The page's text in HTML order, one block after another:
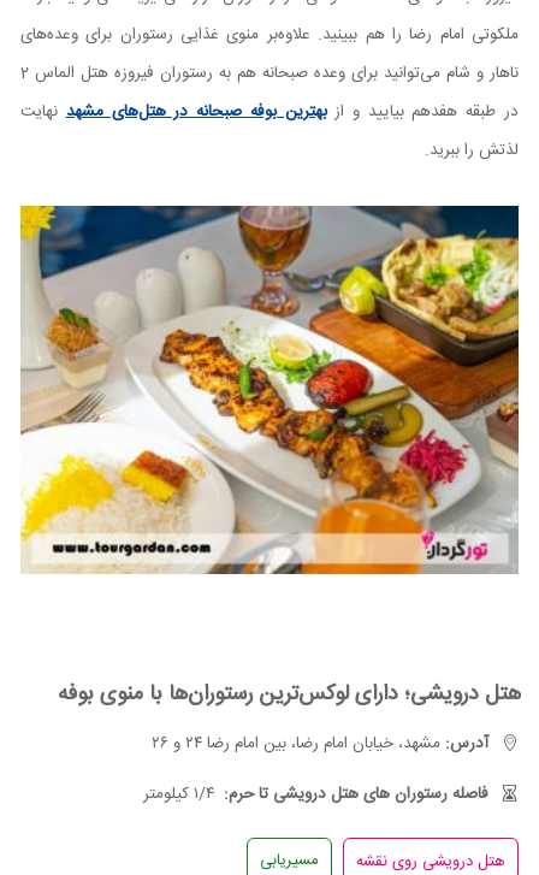
ملکوتی امام رضا را هم ببینید. علاوه‌بر منوی غذایی رستوران برای وعده‌های
ناهار و شام می‌توانید برای وعده صبحانه هم به رستوران فیروزه هتل الماس 2
در طبقه هفدهم بیایید و ازبهترین بوفه صبحانه در هتل‌های مشهدنهایت
لذتش را ببرید.
هتل درویشی؛ دارای لوکس‌ترین رستوران‌ها با منوی بوفه
آدرس: مشهد، خیابان امام رضا، بین امام رضا ۲۴ و ۲۶
فاصله رستوران های هتل درویشی تا حرم: ۱/۴ کیلومتر
مسیریابی